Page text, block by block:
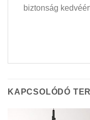
biztonság
KAPCSOLÓDÓ